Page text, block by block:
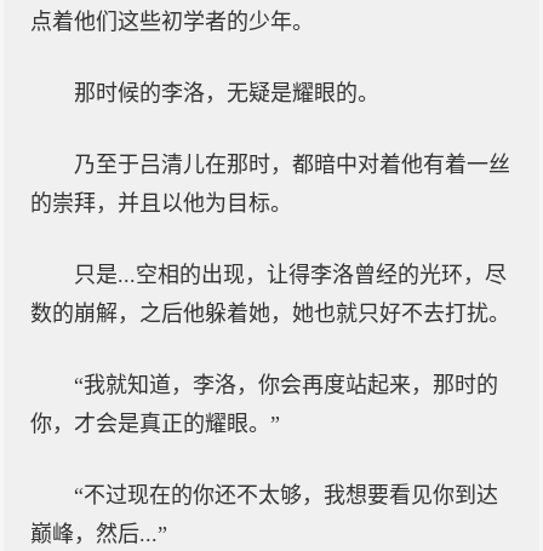
点着他们这些初学者的少年。
那时候的李洛，无疑是耀眼的。
乃至于吕清儿在那时，都暗中对着他有着一丝
的崇拜，并且以他为目标。
只是...空相的出现，让得李洛曾经的光环，尽
数的崩解，之后他躲着她，她也就只好不去打扰。
“我就知道，李洛，你会再度站起来，那时的
你，才会是真正的耀眼。”
“不过现在的你还不太够，我想要看见你到达
巅峰，然后...”